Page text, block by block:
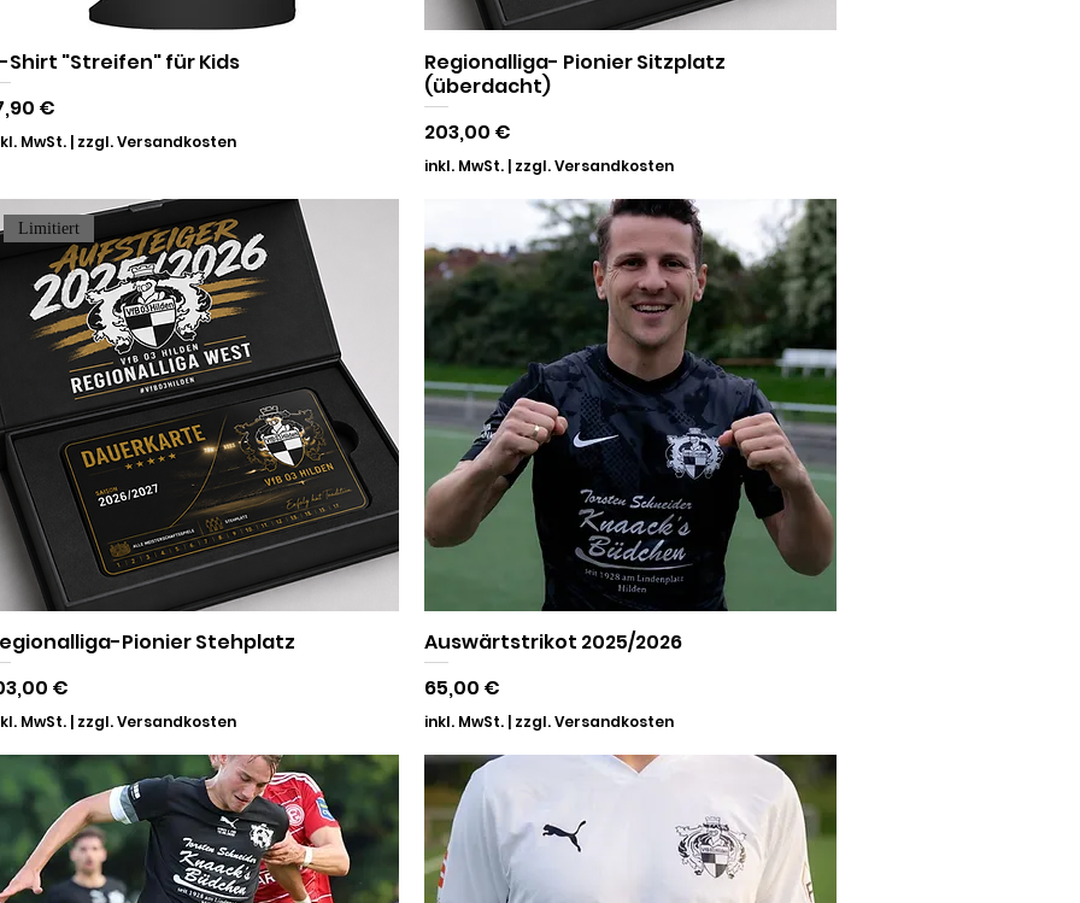
Shirt "Streifen" für Kids
€
MwSt. | zzgl. Versandkosten
Regionalliga- Pionier Sitzplatz
(überdacht)
Preis
203,00 €
inkl. MwSt.| zzgl. Versandkosten
Limitiert
Pionier Stehplatz
€
MwSt. | zzgl. Versandkosten
Auswärtstrikot 2025/2026
Preis
65,00 €
inkl. MwSt.| zzgl. Versandkosten